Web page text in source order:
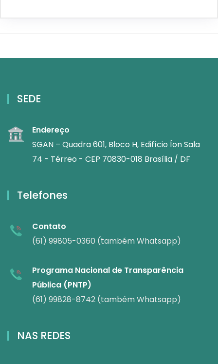
SEDE
Endereço
SGAN – Quadra 601, Bloco H, Edifício Íon Sala
74 - Térreo - CEP 70830-018 Brasília / DF
Telefones
Contato
(61) 99805-0360 (também Whatsapp)
Programa Nacional de Transparência
Pública (PNTP)
(61) 99828-8742 (também Whatsapp)
NAS REDES